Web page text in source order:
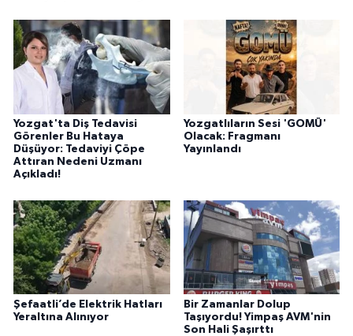
Yozgat'ta Diş Tedavisi
Görenler Bu Hataya
Düşüyor: Tedaviyi Çöpe
Attıran Nedeni Uzmanı
Açıkladı!
Yozgatlıların Sesi 'GOMÜ'
Olacak: Fragmanı
Yayınlandı
Şefaatli’de Elektrik Hatları
Yeraltına Alınıyor
Bir Zamanlar Dolup
Taşıyordu! Yimpaş AVM'nin
Son Hali Şaşırttı